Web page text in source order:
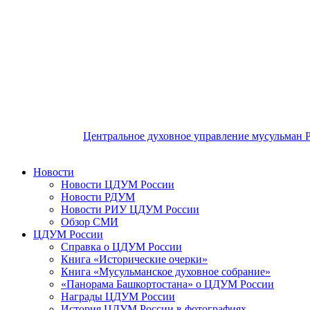
Центральное духовное управление мусульман
Новости
Новости ЦДУМ России
Новости РДУМ
Новости РИУ ЦДУМ России
Обзор СМИ
ЦДУМ России
Справка о ЦДУМ России
Книга «Исторические очерки»
Книга «Мусульманское духовное собрание»
«Панорама Башкортостана» о ЦДУМ России
Награды ЦДУМ России